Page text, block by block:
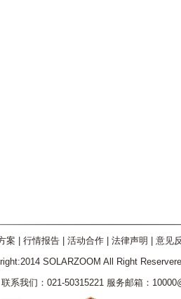
案 行情报告| 活动合作| 法律声明 意见
SOLARZOOM All Right
联系我们：021-50315221 服务邮箱：